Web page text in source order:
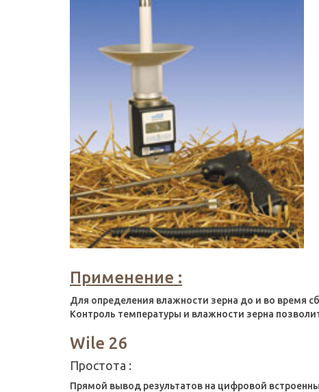
Применение :
Для определения влажности зерна до и во время
Контроль температуры и влажности зерна
Wile 26
Простота :
Прямой вывод результатов на цифровой